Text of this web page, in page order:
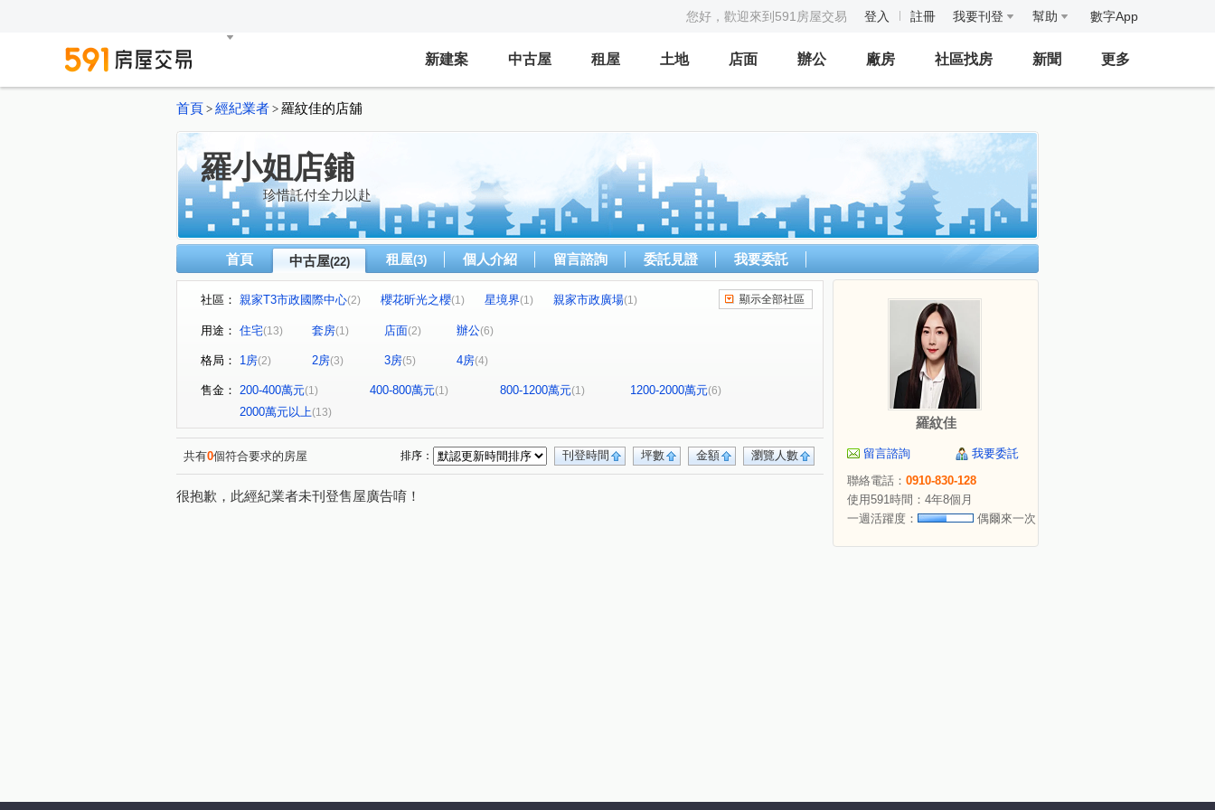
您好，歡迎來到591房屋交易 登入 註冊 我要刊登 幫助 數字App
新建案 中古屋 租屋 土地 店面 辦公 廠房 社區找房 新聞 更多
首頁 > 經紀業者 > 羅紋佳的店舖
羅小姐店鋪
珍惜託付全力以赴
首頁 中古屋(22) 租屋(3) 個人介紹 留言諮詢 委託見證 我要委託
社區： 親家T3市政國際中心(2) 櫻花昕光之櫻(1) 星境界(1) 親家市政廣場(1)
NTC國家商貿中心 惠宇一森青 鼎泰中城
名媛貴族 遠雄一品 世紀雲品 (1) 聯華山莊
國聚之丘(1) 育才路(1) 公園東路(1) 市政北七路
市政北二路 (1)
臺灣大道三段(1) 惠中路(1) 三民路三段(1) 臺灣大道二段(1) 公益路(1)
大墩十二街(1) 文華路(1) 育樂街(1) 嵩翠路(1) 華美西街一段
梅川南街(1)
顯示全部社區
用途： 住宅(13) 套房(1) 店面(2) 辦公(6)
格局： 1房(2) 2房(3) 3房(5) 4房(4)
售金： 200-400萬元(1) 400-800萬元(1) 800-1200萬元(1) 1200-2000萬元(6)
2000萬元以上(13)
共有0個符合要求的房屋 瀏覽人數
金額
坪數
刊登時間
排序：
很抱歉，此經紀業者未刊登售屋廣告唷！
羅紋佳
留言諮詢
我要委託
聯絡電話： 0910-830-128
使用591時間：4年8個月
一週活躍度：
偶爾來一次